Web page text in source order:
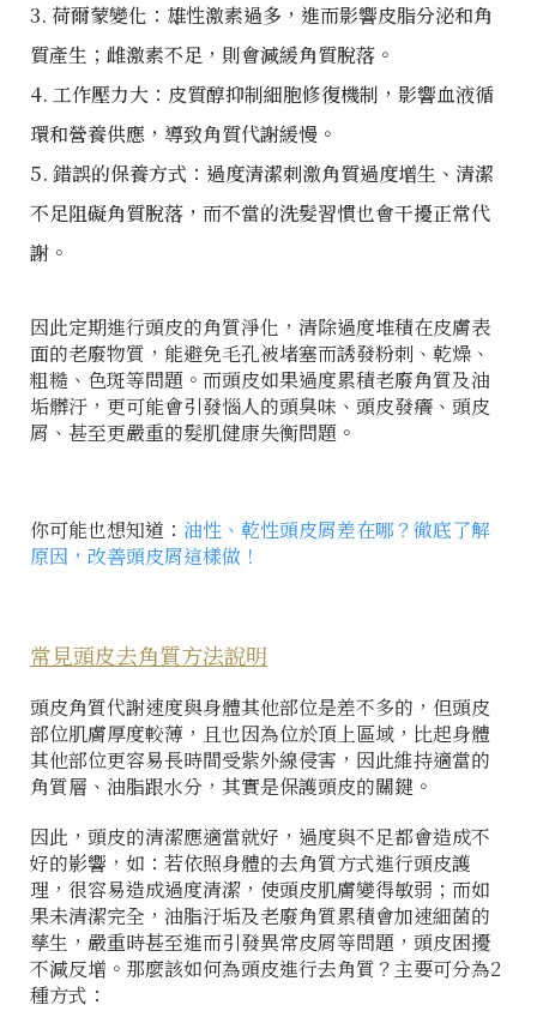
3. 荷爾蒙變化：雄性激素過多，進而影響皮脂分泌和角
質產生；雌激素不足，則會減緩角質脫落。
4. 工作壓力大：皮質醇抑制細胞修復機制，影響血液循
環和營養供應，導致角質代謝緩慢。
5. 錯誤的保養方式：過度清潔刺激角質過度增生、清潔
不足阻礙角質脫落，而不當的洗髮習慣也會干擾正常代
謝。
因此定期進行頭皮的角質淨化，清除過度堆積在皮膚表
面的老廢物質，能避免毛孔被堵塞而誘發粉刺、乾燥、
粗糙、色斑等問題。而頭皮如果過度累積老廢角質及油
垢髒汙，更可能會引發惱人的頭臭味、頭皮發癢、頭皮
屑、甚至更嚴重的髮肌健康失衡問題。
你可能也想知道： 油性、乾性頭皮屑差在哪？徹底了解
原因，改善頭皮屑這樣做！
常見頭皮去角質方法說明
頭皮角質代謝速度與身體其他部位是差不多的，但頭皮
部位肌膚厚度較薄，且也因為位於頂上區域，比起身體
其他部位更容易長時間受紫外線侵害，因此維持適當的
角質層、油脂跟水分，其實是保護頭皮的關鍵。
因此，頭皮的清潔應適當就好，過度與不足都會造成不
好的影響，如：若依照身體的去角質方式進行頭皮護
理，很容易造成過度清潔，使頭皮肌膚變得敏弱；而如
果未清潔完全，油脂汙垢及老廢角質累積會加速細菌的
孳生，嚴重時甚至進而引發異常皮屑等問題，頭皮困擾
不減反增。那麼該如何為頭皮進行去角質？主要可分為2
種方式：